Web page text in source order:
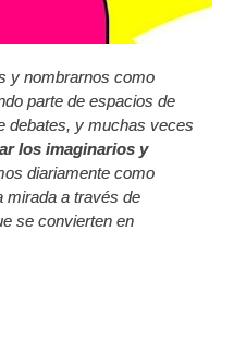
y nombrarnos como
parte de espacios de
debates, y muchas veces
los imaginarios y
diariamente como
mirada a través de
se convierten en